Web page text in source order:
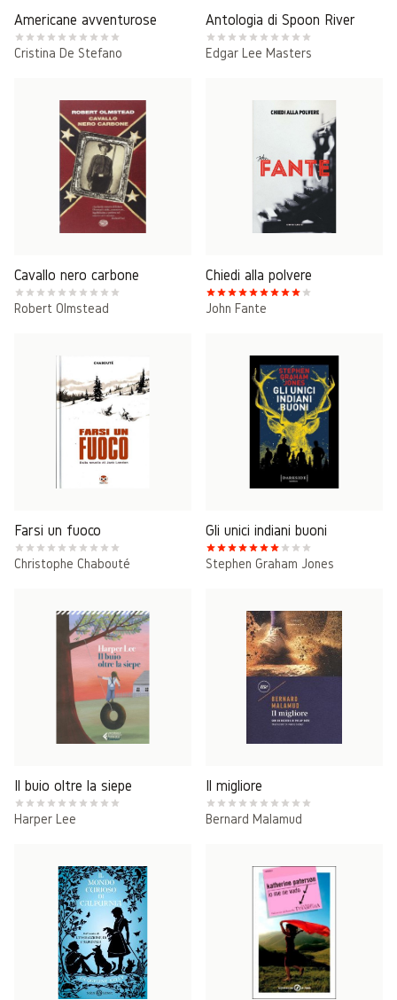
Americane avventurose
Cristina De Stefano
Antologia di Spoon River
Edgar Lee Masters
Cavallo nero carbone
Robert Olmstead
Chiedi alla polvere
John Fante
Farsi un fuoco
Christophe Chabouté
Gli unici indiani buoni
Stephen Graham Jones
Il buio oltre la siepe
Harper Lee
Il migliore
Bernard Malamud